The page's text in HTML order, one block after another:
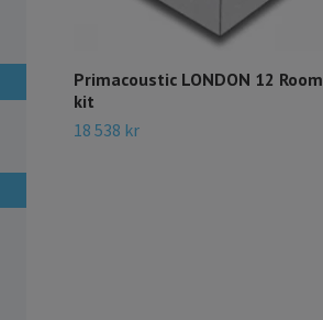
Primacoustic LONDON 12 Room
kit
18 538 kr